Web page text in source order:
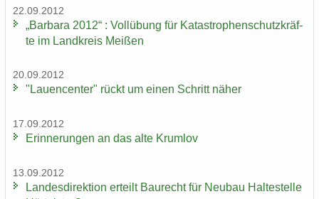
22.09.2012
„Bar­ba­ra 2012“ : Voll­übung für Ka­ta­stro­phen­schutz­kräf­
te im Land­kreis Mei­ßen
20.09.2012
"Lau­en­cen­ter" rückt um einen Schritt näher
17.09.2012
Er­in­ne­run­gen an das alte Krum­lov
13.09.2012
Lan­des­di­rek­ti­on er­teilt Bau­recht für Neu­bau Hal­te­stel­le